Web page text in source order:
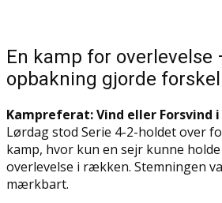
En kamp for overlevelse
opbakning gjorde
Kampreferat: Vind eller Forsvind i
Lørdag stod Serie 4-2-holdet over
kamp, hvor kun en sejr kunne
overlevelse i rækken. Stemningen
mærkbart.